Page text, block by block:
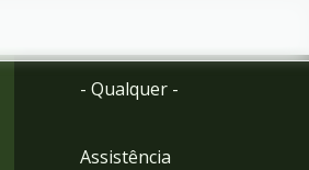
- Qualquer -
Assistência